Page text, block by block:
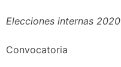
Elecciones internas 2020
Convocatoria